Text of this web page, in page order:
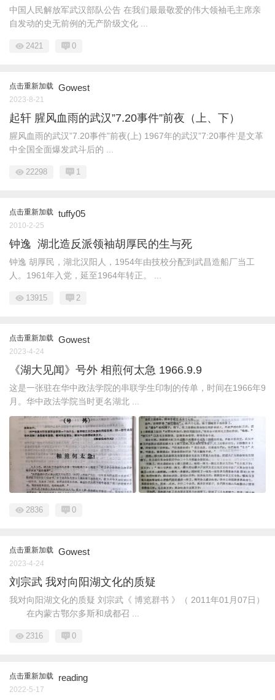
中国人民解放军武汉部队公告 在我们最最敬爱的伟大领袖毛主席亲
自发动的史无前例的无产阶级文化 ...
2421 0
点击重新加载 Gowest
2023-8-21
起轩 腥风血雨的武汉”7.20事件”前夜（上、下）
腥风血雨的武汉”7.20事件”前夜(上) 1967年的武汉”7:20事件’是文革
中全国全面爆发武斗后的 ...
22298 1
点击重新加载 tuffy05
2010-2-25
钟逸 湖北造反派领袖胡厚民的生与死
钟逸 胡厚民，湖北汉阳人，1954年由技校分配到武昌造船厂当工
人。1961年入党，延至1964年转正。 ...
13915 2
点击重新加载 Gowest
2023-4-24
《湖大见闻》号外 相煎何太急 1966.9.9
这是一张驻在华中政法学院的串联学生印制的传单，时间在1966年9
月。华中政法学院当时更名湖北 ...
2836 0
点击重新加载 Gowest
2023-4-24
刘宗武 我对向阳湖文化的质疑
我对向阳湖文化的质疑 刘宗武《 博览群书 》（ 2011年01月07日）
在内蒙古鄂尔多斯和成都召 ...
2316 0
点击重新加载 reading
2022-5-17